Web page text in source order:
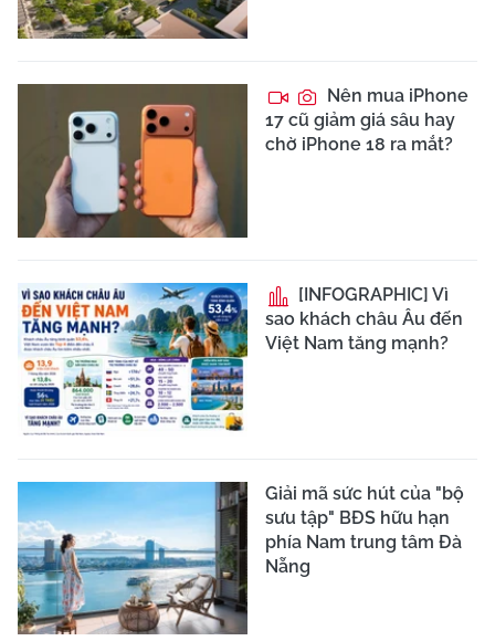
Nên mua iPhone
17 cũ giảm giá sâu hay
chờ iPhone 18 ra mắt?
[INFOGRAPHIC] Vì
sao khách châu Âu đến
Việt Nam tăng mạnh?
Giải mã sức hút của "bộ
sưu tập" BĐS hữu hạn
phía Nam trung tâm Đà
Nẵng